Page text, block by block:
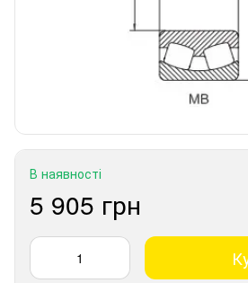
В наявності
5 905 грн